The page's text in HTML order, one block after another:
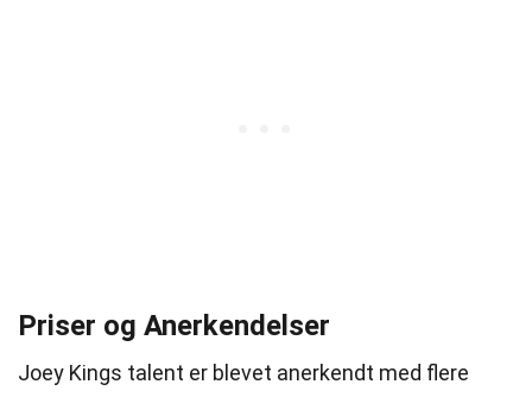
Priser og Anerkendelser
Joey Kings talent er blevet anerkendt med flere